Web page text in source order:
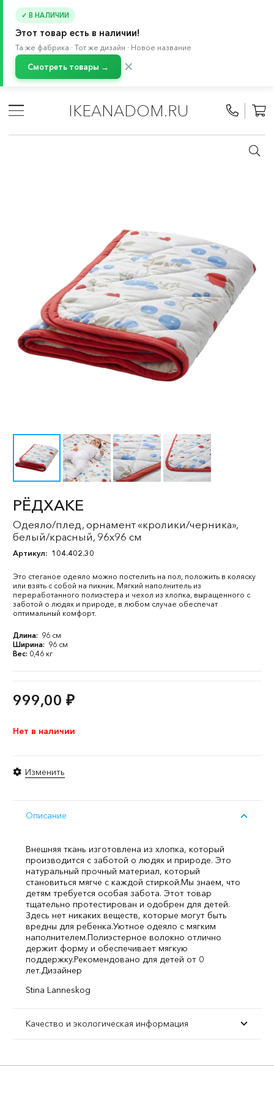
✓ В НАЛИЧИИ
Этот товар есть в наличии!
Та же фабрика · Тот же дизайн · Новое название
Смотреть товары → ✕
IKEANADOM.RU
Текстиль для малышей /
Пледы и покрывала для новорожденных
РЁДХАКЕ
Одеяло/плед, орнамент «кролики/черника»,
белый/красный, 96x96 см
Артикул: 104.402.30
Это стеганое одеяло можно постелить на пол, положить в коляску
или взять с собой на пикник. Мягкий наполнитель из
переработанного полиэстера и чехол из хлопка, выращенного с
заботой о людях и природе, в любом случае обеспечат
оптимальный комфорт.
Длина: 96 см
Ширина: 96 см
Вес: 0,46 кг
999,00 ₽
Нет в наличии
Изменить
Описание
Внешняя ткань изготовлена из хлопка, который
производится с заботой о людях и природе. Это
натуральный прочный материал, который
становиться мягче с каждой стиркой.Мы знаем, что
детям требуется особая забота. Этот товар
тщательно протестирован и одобрен для детей.
Здесь нет никаких веществ, которые могут быть
вредны для ребенка.Уютное одеяло с мягким
наполнителем.Полиэстерное волокно отлично
держит форму и обеспечивает мягкую
поддержку.Рекомендовано для детей от 0
лет.Дизайнер
Stina Lanneskog
Качество и экологическая информация